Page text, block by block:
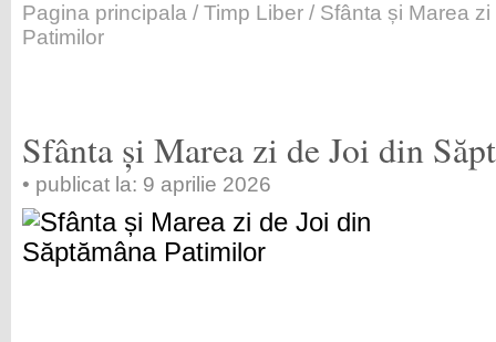
Pagina principala / Timp Liber / Sfânta și Marea
Patimilor
Sfânta și Marea zi de Joi din
• publicat la: 9 aprilie 2026